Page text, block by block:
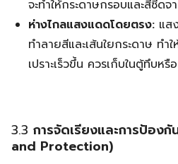
จะทำให้กระดาษกรอบและสีซีดจ
ห่างไกลแสงแดดโดยตรง: แส
ทำลายสีและเส้นใยกระดาษ ทำ
เปราะเร็วขึ้น ควรเก็บในตู้ทึบห
3.3 การจัดเรียงและการป้อง
and Protection)